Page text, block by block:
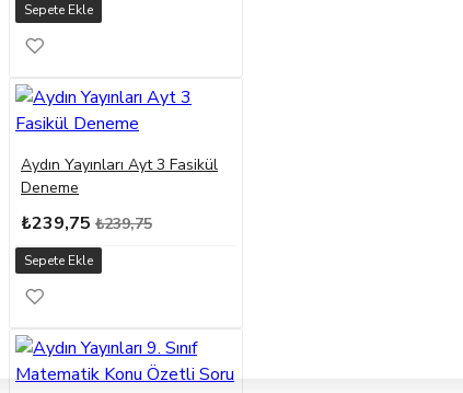
Sepete Ekle
Aydın Yayınları Ayt 3 Fasikül
Deneme
₺239,75 ₺239,75
Sepete Ekle